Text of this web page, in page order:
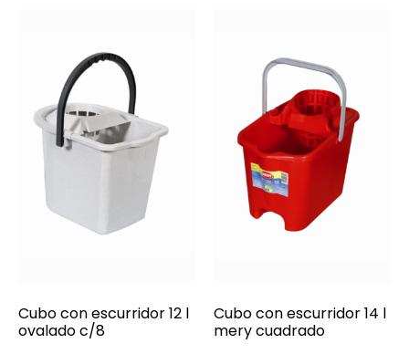
Cubo con escurridor 12 l
ovalado c/8
Cubo con escurridor 14 l
mery cuadrado